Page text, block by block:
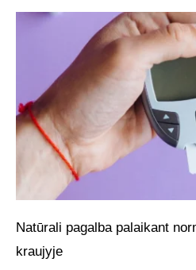
Natūrali pagalba palaikant
kraujyje